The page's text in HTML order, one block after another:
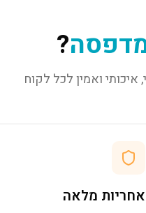
?
ואמין לכל לקוח
אחריות מלאה